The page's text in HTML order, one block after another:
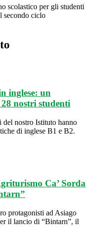
scolastico per gli studenti
secondo ciclo
inglese: un
nostri studenti
del nostro Istituto hanno
di inglese B1 e B2.
Ca’ Sorda
protagonisti ad Asiago
il lancio di “Bintarn”, il